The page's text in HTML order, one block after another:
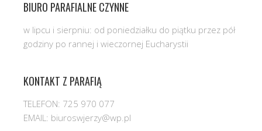
BIURO PARAFIALNE CZYNNE
w lipcu i sierpniu: od poniedziałku do piątku przez pół
godziny po rannej i wieczornej Eucharystii
KONTAKT Z PARAFIĄ
TELEFON: 725 970 077
EMAIL: biuroswjerzy@wp.pl